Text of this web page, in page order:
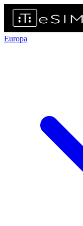
Europa